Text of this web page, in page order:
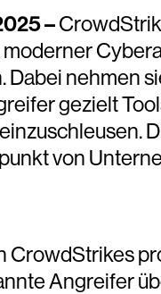
–
nehmen
gezielt
von
CrowdStrikes
Angreifer